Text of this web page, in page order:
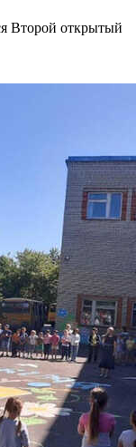
Второй открытый